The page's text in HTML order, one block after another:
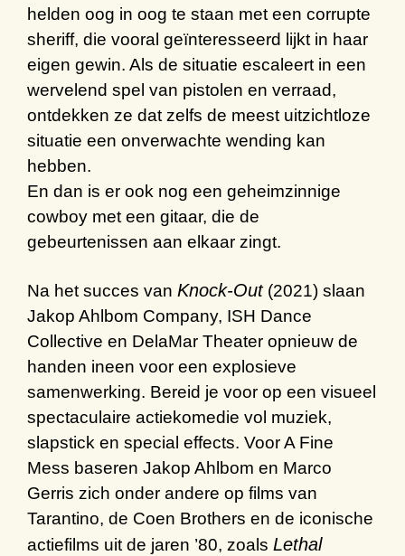
helden oog in oog te staan met een corrupte
sheriff, die vooral geïnteresseerd lijkt in haar
eigen gewin. Als de situatie escaleert in een
wervelend spel van pistolen en verraad,
ontdekken ze dat zelfs de meest uitzichtloze
situatie een onverwachte wending kan
hebben.
En dan is er ook nog een geheimzinnige
cowboy met een gitaar, die de
gebeurtenissen aan elkaar zingt.
Na het succes van Knock-Out(2021) slaan
Jakop Ahlbom Company, ISH Dance
Collective en DelaMar Theater opnieuw de
handen ineen voor een explosieve
samenwerking. Bereid je voor op een visueel
spectaculaire actiekomedie vol muziek,
slapstick en special effects. VoorA Fine
Mess baseren Jakop Ahlbom en Marco
Gerris zich onder andere op films van
Tarantino, de Coen Brothers en de iconische
actiefilms uit de jaren ’80, zoals Lethal